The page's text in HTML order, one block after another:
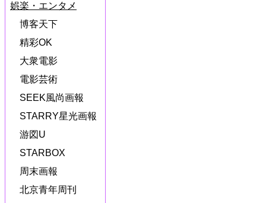
娯楽・エンタメ
博客天下
精彩OK
大衆電影
電影芸術
SEEK風尚画報
STARRY星光画報
游図U
STARBOX
周末画報
北京青年周刊